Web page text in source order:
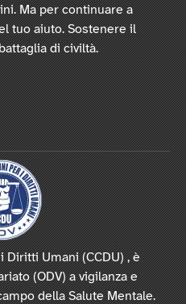
Ma per continuare a
tuo aiuto. Sostenere il
di civiltà.
Umani (CCDU) , è
(ODV) a vigilanza e
della Salute Mentale.